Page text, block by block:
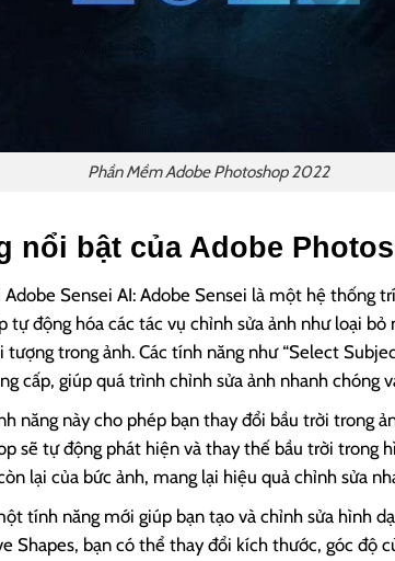
Phần Mềm Adobe Photoshop 2022
nổi bật của Adobe
Sensei AI: Adobe Sensei là một hệ thống
tự động hóa các tác vụ chỉnh sửa ảnh như loại
tượng trong ảnh. Các tính năng như “Select
cấp, giúp quá trình chỉnh sửa ảnh nhanh chóng
năng này cho phép bạn thay đổi bầu trời trong
sẽ tự động phát hiện và thay thế bầu trời trong
lại của bức ảnh, mang lại hiệu quả chỉnh sửa
tính năng mới giúp bạn tạo và chỉnh sửa hình
Shapes, bạn có thể thay đổi kích thước, góc độ